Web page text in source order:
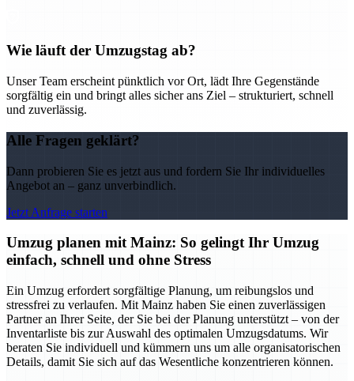
Wie läuft der Umzugstag ab?
Unser Team erscheint pünktlich vor Ort, lädt Ihre Gegenstände
sorgfältig ein und bringt alles sicher ans Ziel – strukturiert, schnell
und zuverlässig.
Alle Fragen geklärt?
Dann probieren Sie es jetzt aus und fordern Sie Ihr individuelles
Angebot an – ganz unverbindlich.
Jetzt Anfrage starten
Umzug planen mit Mainz: So gelingt Ihr Umzug
einfach, schnell und ohne Stress
Ein Umzug erfordert sorgfältige Planung, um reibungslos und
stressfrei zu verlaufen. Mit Mainz haben Sie einen zuverlässigen
Partner an Ihrer Seite, der Sie bei der Planung unterstützt – von der
Inventarliste bis zur Auswahl des optimalen Umzugsdatums. Wir
beraten Sie individuell und kümmern uns um alle organisatorischen
Details, damit Sie sich auf das Wesentliche konzentrieren können.